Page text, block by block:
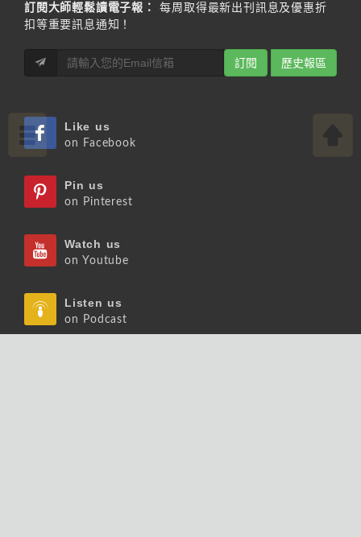
訂閱大師輕鬆讀電子報：
每周取得最新出刊訊息及優惠折
扣等重要訊息通知！
訂閱 歷史報區
Like us
on Facebook
Pin us
on Pinterest
Watch us
on Youtube
Listen us
on Podcast